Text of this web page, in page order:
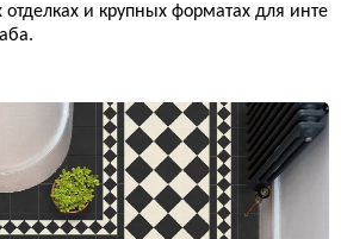
и крупных форматах для инте